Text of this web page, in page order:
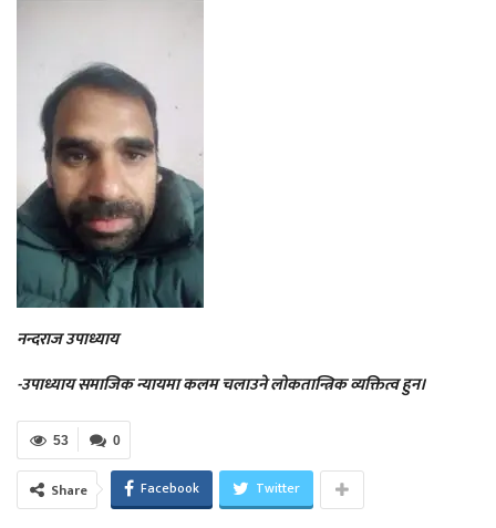
नन्दराज उपाध्याय
-उपाध्याय समाजिक न्यायमा कलम चलाउने लोकतान्त्रिक व्यक्तित्व हुन।
0
53
Share Facebook Twitter